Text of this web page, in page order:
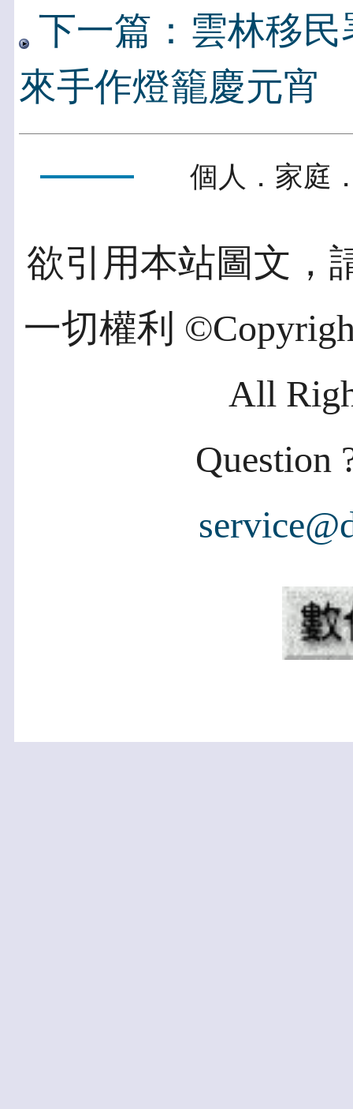
下一篇：雲林移
來手作燈籠慶元宵
個人．家庭
欲引用本站圖文，
一切權利
All
Question